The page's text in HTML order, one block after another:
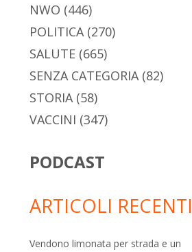
NWO (446)
POLITICA(270)
SALUTE (665)
SENZA CATEGORIA(82)
STORIA(58)
VACCINI (347)
PODCAST
ARTICOLI RECENTI
Vendono limonata per strada e un